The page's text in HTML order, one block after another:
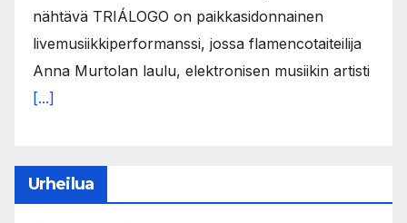
nähtävä TRIÁLOGO on paikkasidonnainen
livemusiikkiperformanssi, jossa flamencotaiteilija
Anna Murtolan laulu, elektronisen musiikin artisti
[...]
Urheilua